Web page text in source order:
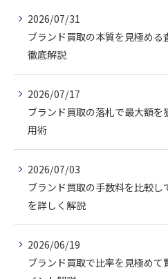
2026/07/31
ブランド買取の本質を見極め
徹底解説
2026/07/17
ブランド買取の落札で最大額
用術
2026/07/03
ブランド買取の手数料を比較
を詳しく解説
2026/06/19
ブランド買取で比率を見極め